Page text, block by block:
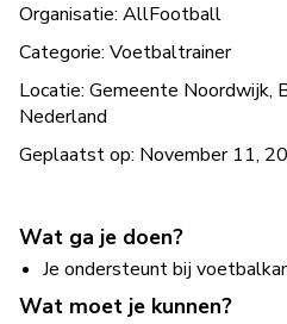
Organisatie: AllFootball
Categorie: Voetbaltrainer
Locatie: Gemeente Noordwijk,
Nederland
Geplaatst op: November 11,
Wat ga je doen?
Je ondersteunt bij
Wat moet je kunnen?